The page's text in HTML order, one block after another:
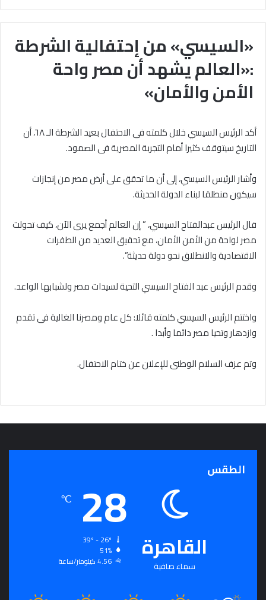
«السيسي» من إحتفالية الشرطة
:«العالم يشهد أن مصر واحة
الأمن والأمان»
أكد الرئيس السيسي خلال كلمته فى الاحتفال بعيد الشرطة الـ ٦٨، أن
التاريخ سيتوقف كثيرا أمام التجربة المصرية فى الصمود.
وأشار الرئيس السيسي، إلى أن ما تحقق على أرض مصر من إنجازات
سيكون منطلقا لبناء الدولة الحديثة.
قال الرئيس عبدالفتاح السيسي، ” إن العالم أجمع يرى الآن، كيف تحولت
مصر لواحة من الأمن الأمان، مع تحقيق العديد من الطفرات
الاقتصادية والانطلاق نحو دولة حديثة”.
وقدم الرئيس عبد الفتاح السيسي التحية لسيدات مصر ولشبابها الواعد.
واختتم الرئيس السيسي كلمته قائلا: كل عام ومصرنا الغالية فى تقدم
وازدهار وتحيا مصر دائما وأبدا .
وتم عزف السلام الوطنى للإعلان عن ختام الاحتفال.
الطقس
القاهرة
سماء صافية
28
℃
51%
4.56 كيلومتر/ساعة